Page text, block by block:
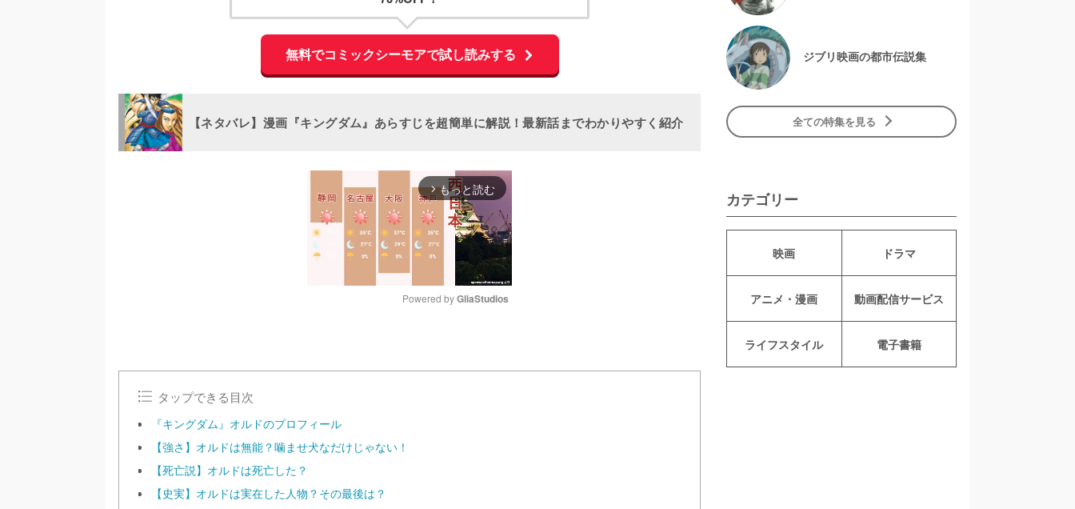
無料でコミックシーモアで試し読みする
【ネタバレ】漫画『キングダム』あらすじを超簡単に解説！最新話までわかりやすく紹介
arrow_forward_ios もっと読む
u
Powered by GliaStudios
タップできる目次
『キングダム』オルドのプロフィール
【強さ】オルドは無能？噛ませ犬なだけじゃない！
【死亡説】オルドは死亡した？
【史実】オルドは実在した人物？その最後は？
ジブリ映画の都市伝説集
全ての特集を見る
カテゴリー
映画 ドラマ
アニメ・漫画 動画配信サービス
ライフスタイル 電子書籍